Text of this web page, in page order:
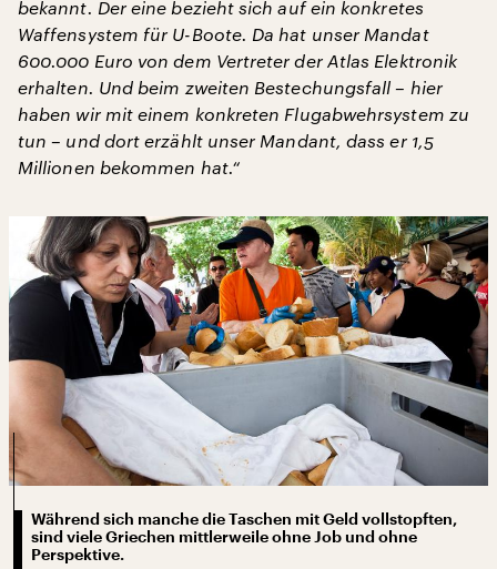
bekannt. Der eine bezieht sich auf ein konkretes
Waffensystem für U-Boote. Da hat unser Mandat
600.000 Euro von dem Vertreter der Atlas Elektronik
erhalten. Und beim zweiten Bestechungsfall – hier
haben wir mit einem konkreten Flugabwehrsystem zu
tun – und dort erzählt unser Mandant, dass er 1,5
Millionen bekommen hat.“
Während sich manche die Taschen mit Geld vollstopften,
sind viele Griechen mittlerweile ohne Job und ohne
Perspektive.